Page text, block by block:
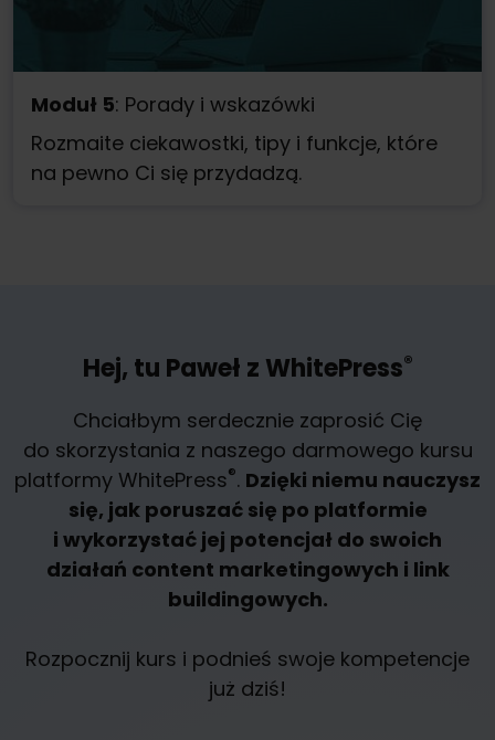
Moduł 5: Porady i wskazówki
Rozmaite ciekawostki, tipy i funkcje, które
na pewno Ci się przydadzą.
Hej, tu Paweł z WhitePress®
Chciałbym serdecznie zaprosić Cię
do skorzystania z naszego darmowego kursu
platformy WhitePress®. Dzięki niemu nauczysz
się, jak poruszać się po platformie
i wykorzystać jej potencjał do swoich
działań content marketingowych i link
buildingowych.
Rozpocznij kurs i podnieś swoje kompetencje
już dziś!